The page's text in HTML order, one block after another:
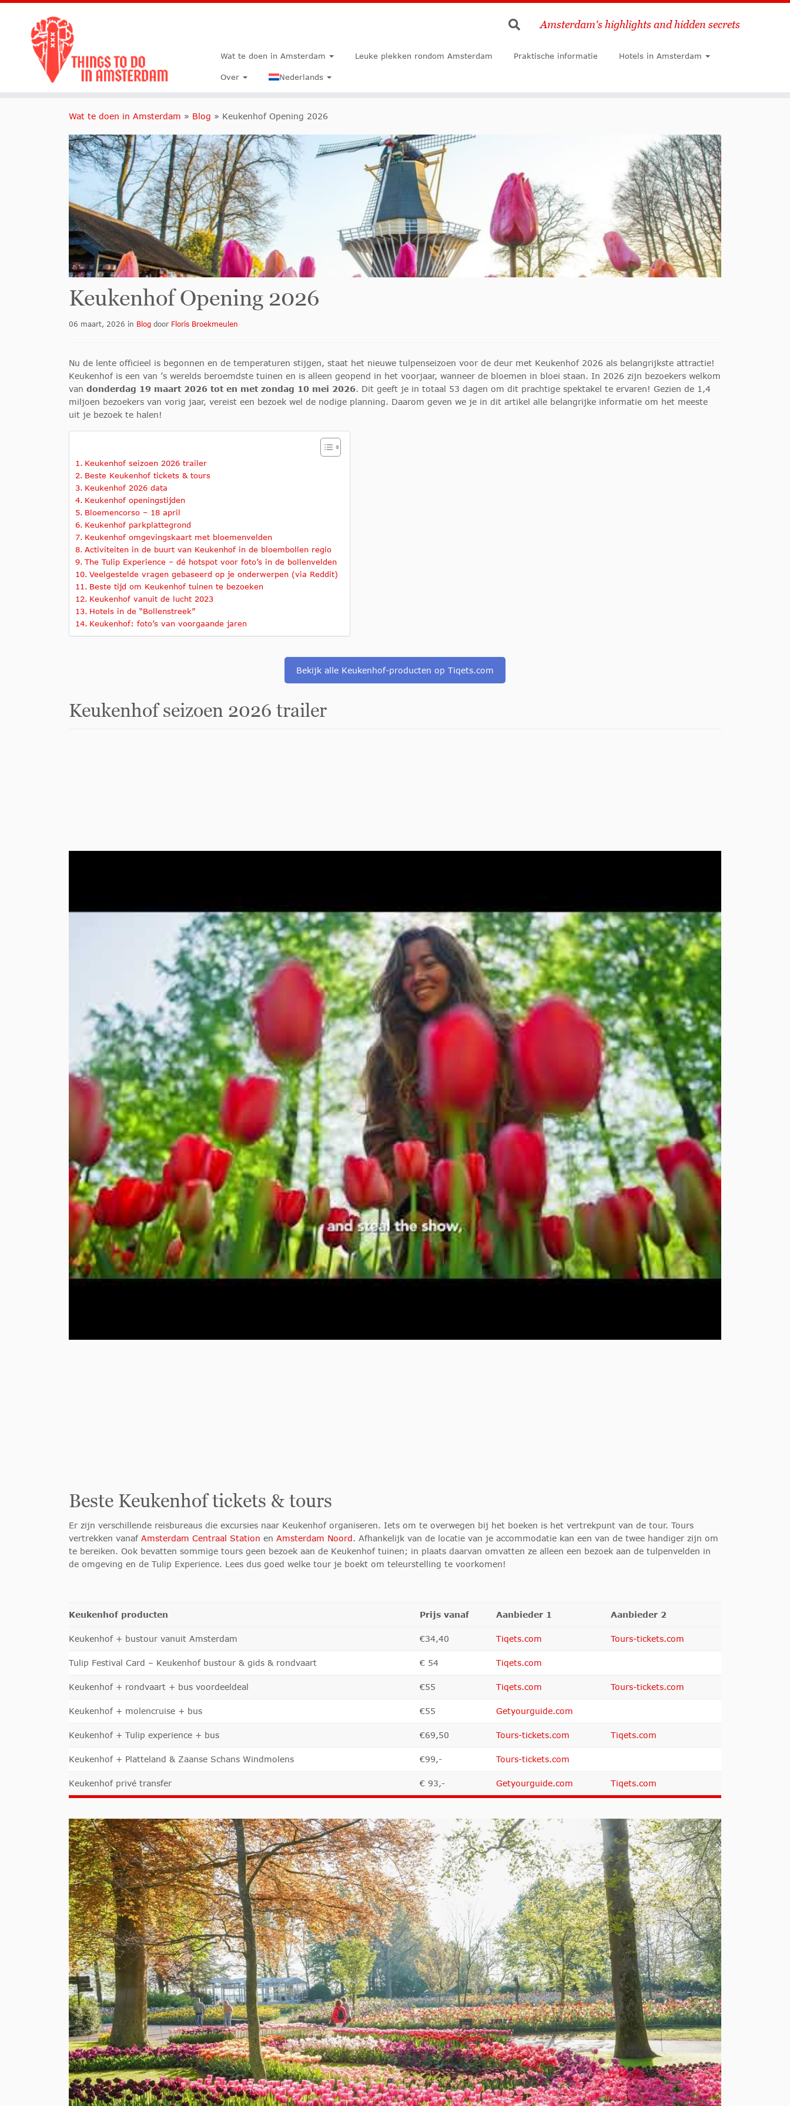
Zoeken
Amsterdam's highlights and hidden secrets
Wat te doen in Amsterdam Leuke plekken rondom Amsterdam Praktische informatie Hotels in Amsterdam
Over Nederlands
Wat te doen in Amsterdam » Blog » Keukenhof Opening 2026
Keukenhof Opening 2026
06 maart, 2026 in Blog door Floris Broekmeulen
Nu de lente officieel is begonnen en de temperaturen stijgen, staat het nieuwe tulpenseizoen voor de deur met Keukenhof 2026 als belangrijkste attractie!
Keukenhof is een van ’s werelds beroemdste tuinen en is alleen geopend in het voorjaar, wanneer de bloemen in bloei staan. In 2026 zijn bezoekers welkom
van donderdag 19 maart 2026 tot en met zondag 10 mei 2026. Dit geeft je in totaal 53 dagen om dit prachtige spektakel te ervaren! Gezien de 1,4
miljoen bezoekers van vorig jaar, vereist een bezoek wel de nodige planning. Daarom geven we je in dit artikel alle belangrijke informatie om het meeste
uit je bezoek te halen!
Keukenhof seizoen 2026 trailer
Beste Keukenhof tickets & tours
Keukenhof 2026 data
Keukenhof openingstijden
Bloemencorso – 18 april
Keukenhof parkplattegrond
Keukenhof omgevingskaart met bloemenvelden
Activiteiten in de buurt van Keukenhof in de bloembollen regio
The Tulip Experience – dé hotspot voor foto’s in de bollenvelden
Veelgestelde vragen gebaseerd op je onderwerpen (via Reddit)
Beste tijd om Keukenhof tuinen te bezoeken
Keukenhof vanuit de lucht 2023
Hotels in de “Bollenstreek”
Keukenhof: foto’s van voorgaande jaren
Bekijk alle Keukenhof-producten op Tiqets.com
Keukenhof seizoen 2026 trailer
Beste Keukenhof tickets & tours
Er zijn verschillende reisbureaus die excursies naar Keukenhof organiseren. Iets om te overwegen bij het boeken is het vertrekpunt van de tour. Tours
vertrekken vanaf Amsterdam Centraal Station en Amsterdam Noord. Afhankelijk van de locatie van je accommodatie kan een van de twee handiger zijn om
te bereiken. Ook bevatten sommige tours geen bezoek aan de Keukenhof tuinen; in plaats daarvan omvatten ze alleen een bezoek aan de tulpenvelden in
de omgeving en de Tulip Experience. Lees dus goed welke tour je boekt om teleurstelling te voorkomen!
Keukenhof producten Prijs vanaf Aanbieder 1 Aanbieder 2
Keukenhof + bustour vanuit Amsterdam €34,40 Tiqets.com Tours-tickets.com
Tulip Festival Card – Keukenhof bustour & gids & rondvaart € 54 Tiqets.com
Keukenhof + rondvaart + bus voordeeldeal €55 Tiqets.com Tours-tickets.com
Keukenhof + molencruise + bus €55 Getyourguide.com
Keukenhof + Tulip experience + bus €69,50 Tours-tickets.com Tiqets.com
Keukenhof + Platteland & Zaanse Schans Windmolens €99,- Tours-tickets.com
Keukenhof privé transfer € 93,- Getyourguide.com Tiqets.com